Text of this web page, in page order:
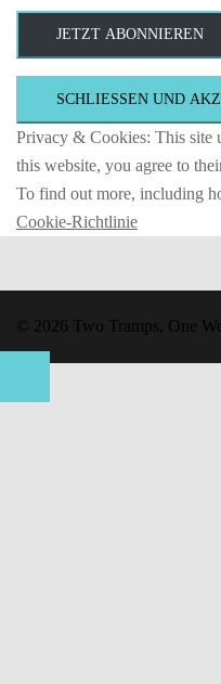
AdresseJETZT ABONNIEREN
Privacy & Cookies: This site
this website, you agree to
To find out more, including
Cookie-Richtlinie
© 2026 Two Tramps, One